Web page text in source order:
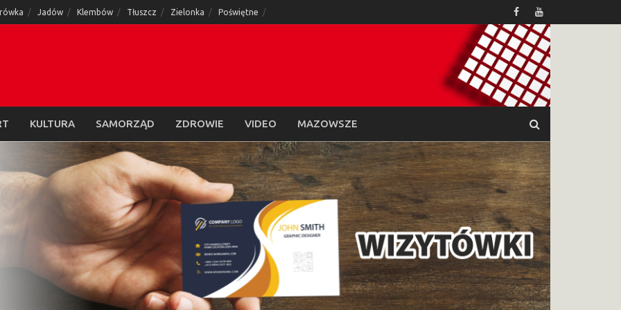
Jadów Klembów Tłuszcz Zielonka Poświętne
KULTURA SAMORZĄD ZDROWIE VIDEO MAZOWSZE